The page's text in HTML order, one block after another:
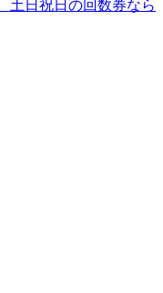
土日祝日の回数券なら